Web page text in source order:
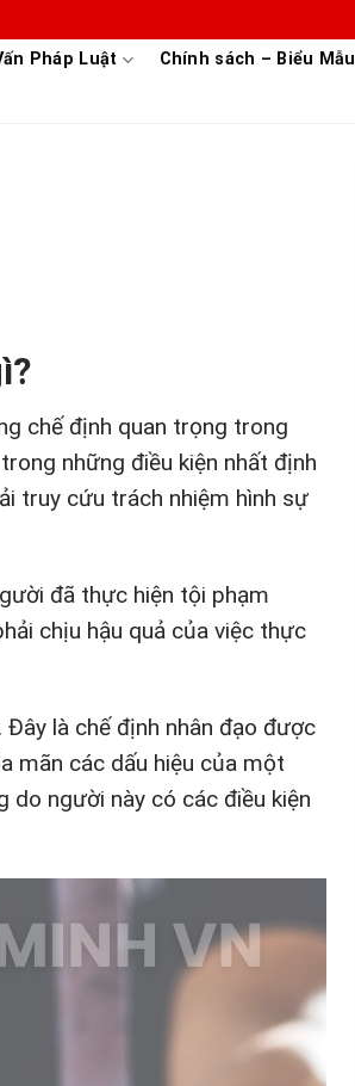
Pháp Luật Chính sách – Biểu Mẫu
chế định quan trọng trong
những điều kiện nhất định
truy cứu trách nhiệm hình sự
đã thực hiện tội phạm
chịu hậu quả của việc thực
là chế định nhân đạo được
mãn các dấu hiệu của một
do người này có các điều kiện